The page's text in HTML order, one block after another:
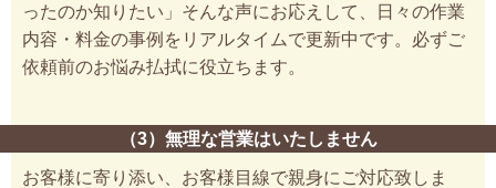
ったのか知りたい」そんな声にお応えして、日々の作業
内容・料金の事例をリアルタイムで更新中です。必ずご
依頼前のお悩み払拭に役立ちます。
（3）無理な営業はいたしません
お客様に寄り添い、お客様目線で親身にご対応致しま